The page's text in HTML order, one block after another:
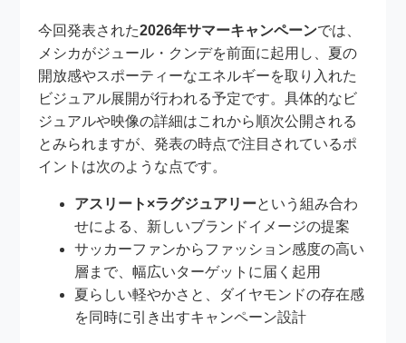
今回発表された2026年サマーキャンペーンでは、
メシカがジュール・クンデを前面に起用し、夏の
開放感やスポーティーなエネルギーを取り入れた
ビジュアル展開が行われる予定です。具体的なビ
ジュアルや映像の詳細はこれから順次公開される
とみられますが、発表の時点で注目されているポ
イントは次のような点です。
アスリート×ラグジュアリーという組み合わ
せによる、新しいブランドイメージの提案
サッカーファンからファッション感度の高い
層まで、幅広いターゲットに届く起用
夏らしい軽やかさと、ダイヤモンドの存在感
を同時に引き出すキャンペーン設計